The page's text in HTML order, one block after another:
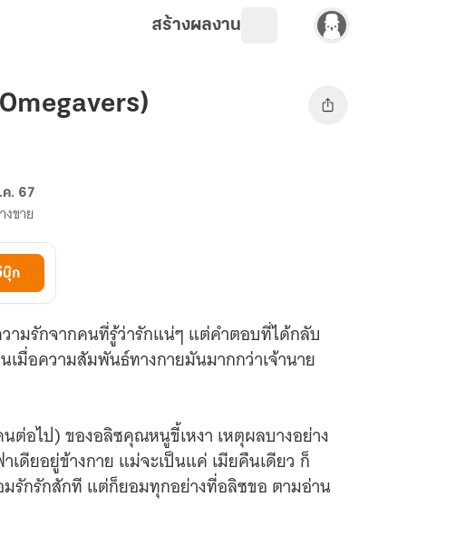
สร้างผลงาน
. 67
งขาย
บุ๊ก
ามรักจากคนที่รู้ว่ารักแน่ๆ แต่คำตอบที่ได้กลับ
เมื่อความสัมพันธ์ทางกายมันมากกว่าเจ้านาย
ต่อไป) ของอลิซคุณหนูขี้เหงา เหตุผลบางอย่าง
ดียอยู่ข้างกาย แม่จะเป็นแค่ เมียคืนเดียว ก็